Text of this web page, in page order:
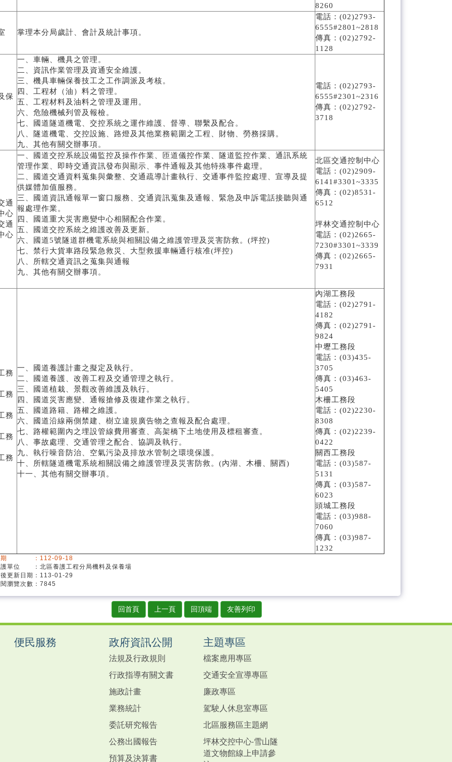
8260
掌理本分局歲計、會計及統計事項。
電話：(02)2793-
6555#2801~2818
傳真：(02)2792-
1128
保
一、車輛、機具之管理。
二、資訊作業管理及資通安全維護。
三、機具車輛保養技工之工作調派及考核。
四、工程材（油）料之管理。
五、工程材料及油料之管理及運用。
六、危險機械列管及報檢。
七、國道隧道機電、交控系統之運作維護、督導、聯繫及配合。
八、隧道機電、交控設施、路燈及其他業務範圍之工程、財物、勞務採購。
九、其他有關交辦事項。
電話：(02)2793-
6555#2301~2316
傳真：(02)2792-
3718
通
心
通
心
一、國道交控系統設備監控及操作作業、匝道儀控作業、隧道監控作業、通訊系統
管理作業、即時交通資訊發布與顯示、事件通報及其他特殊事件處理。
二、國道交通資料蒐集與彙整、交通疏導計畫執行、交通事件監控處理、宣導及提
供媒體加值服務。
三、國道資訊通報單一窗口服務、交通資訊蒐集及通報、緊急及申訴電話接聽與通
報處理作業。
四、國道重大災害應變中心相關配合作業。
五、國道交控系統之維護改善及更新。
六、國道5號隧道群機電系統與相關設備之維護管理及災害防救。(坪控)
七、禁行大貨車路段緊急救災、大型救援車輛通行核准(坪控)
八、所轄交通資訊之蒐集與通報
九、其他有關交辦事項。
北區交通控制中心
電話：(02)2909-
6141#3301~3335
傳真：(02)8531-
6512
坪林交通控制中心
電話：(02)2665-
7230#3301~3339
傳真：(02)2665-
7931
務
務
務
務
務
一、國道養護計畫之擬定及執行。
二、國道養護、改善工程及交通管理之執行。
三、國道植栽、景觀改善維護及執行。
四、國道災害應變、通報搶修及復建作業之執行。
五、國道路籍、路權之維護。
六、國道沿線兩側禁建、樹立違規廣告物之查報及配合處理。
七、路權範圍內之埋設管線費用審查、高架橋下土地使用及標租審查。
八、事故處理、交通管理之配合、協調及執行。
九、執行噪音防治、空氣污染及排放水管制之環境保護。
十、所轄隧道機電系統相關設備之維護管理及災害防救。(內湖、木柵、關西)
十一、其他有關交辦事項。
內湖工務段
電話：(02)2791-
4182
傳真：(02)2791-
9824
中壢工務段
電話：(03)435-
3705
傳真：(03)463-
5405
木柵工務段
電話：(02)2230-
8308
傳真：(02)2239-
0422
關西工務段
電話：(03)587-
5131
傳真：(03)587-
6023
頭城工務段
電話：(03)988-
7060
傳真：(03)987-
1232
期 ：112-09-18
護單位 ：北區養護工程分局機料及保養場
更新日期：113-01-29
瀏覽次數：7845
回首頁 上一頁 回頂端 友善列印
便民服務 政府資訊公開
法規及行政規則
行政指導有關文書
施政計畫
業務統計
委託研究報告
公務出國報告
預算及決算書
主題專區
檔案應用專區
交通安全宣導專區
廉政專區
駕駛人休息室專區
北區服務區主題網
坪林交控中心‧雪山隧
道文物館線上申請參